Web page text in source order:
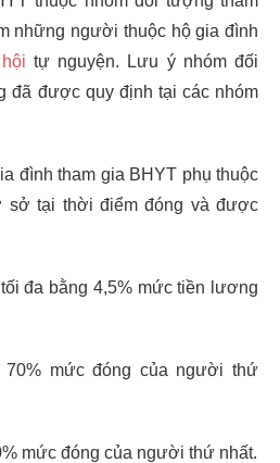
những người thuộc hộ gia đình
tự nguyện. Lưu ý nhóm đối
đã được quy định tại các nhóm
đình tham gia BHYT phụ thuộc
sở tại thời điểm đóng và được
đa bằng 4,5% mức tiền lương
mức đóng của người thứ
mức đóng của người thứ nhất.